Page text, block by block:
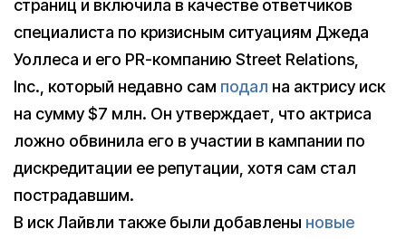
страниц и включила в качестве ответчиков
специалиста по кризисным ситуациям Джеда
Уоллеса и его PR-компанию Street Relations,
Inc., который недавно сам подал на актрису иск
на сумму $7 млн. Он утверждает, что актриса
ложно обвинила его в участии в кампании по
дискредитации ее репутации, хотя сам стал
пострадавшим.
В иск Лайвли также были добавлены новые